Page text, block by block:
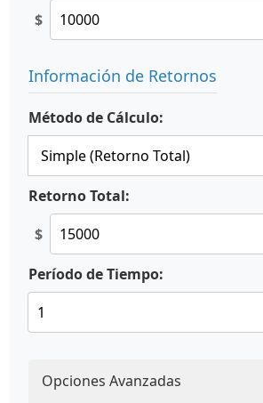
$
Información de Retornos
Método de Cálculo:
Retorno Total:
$
Período de Tiempo:
Opciones Avanzadas